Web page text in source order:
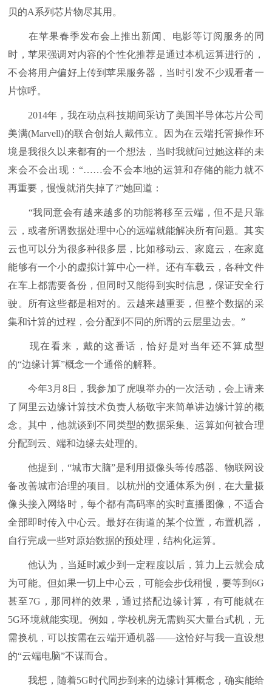
贝的A系列芯片物尽其用。
在苹果春季发布会上推出新闻、电影等订阅服务的同
时，苹果强调对内容的个性化推荐是通过本机运算进行的，
不会将用户偏好上传到苹果服务器，当时引发不少观看者一
片惊呼。
2014年，我在动点科技期间采访了美国半导体芯片公司
美满(Marvell)的联合创始人戴伟立。因为在云端托管操作环
境是我很久以来都有的一个想法，当时我就问过她这样的未
来会不会出现：“……会不会本地的运算和存储的能力就不
再重要，慢慢就消失掉了?”她回道：
“我同意会有越来越多的功能将移至云端，但不是只靠
云，或者所谓数据处理中心的远端就能解决所有问题。其实
云也可以分为很多种很多层，比如移动云、家庭云，在家庭
能够有一个小的虚拟计算中心一样。还有车载云，各种文件
在车上都需要备份，但同时又能得到实时信息，保证安全行
驶。所有这些都是相对的。云越来越重要，但整个数据的采
集和计算的过程，会分配到不同的所谓的云层里边去。”
现在看来，戴的这番话，恰好是对当年还不算成型
的“边缘计算”概念一个通俗的解释。
今年3月8日，我参加了虎嗅举办的一次活动，会上请来
了阿里云边缘计算技术负责人杨敬宇来简单讲边缘计算的概
念。其中，他就谈到不同类型的数据采集、运算如何被合理
分配到云、端和边缘去处理的。
他提到，“城市大脑”是利用摄像头等传感器、物联网设
备改善城市治理的项目。以杭州的交通体系为例，在大量摄
像头接入网络时，每个都有高码率的实时直播图像，不适合
全部即时传入中心云。最好在街道的某个位置，布置机器，
自行完成一些对原始数据的预处理，结构化运算。
他认为，当延时减少到一定程度以后，算力上云就会成
为可能。但如果一切上中心云，可能会步伐稍慢，要等到6G
甚至7G，那同样的效果，通过搭配边缘计算，有可能就在
5G环境就能实现。例如，学校机房无需购买大量台式机，无
需换机，可以按需在云端开通机器——这恰好与我一直设想
的“云端电脑”不谋而合。
我想，随着5G时代同步到来的边缘计算概念，确实能给